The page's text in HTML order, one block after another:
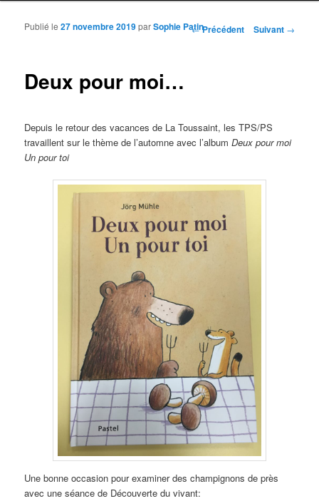
Navigation des articles
←Précédent Suivant →
Deux pour moi…
Publié le27 novembre 2019parSophie Patin
Depuis le retour des vacances de La Toussaint, les TPS/PS
travaillent sur le thème de l’automne avec l’albumDeux pour moi
Un pour toi
Une bonne occasion pour examiner des champignons de près
avec une séance de Découverte du vivant: